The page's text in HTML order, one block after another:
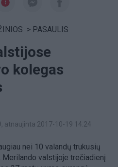
> PASAULIS
kolegas
, atnaujinta 2017-10-19 14:24
nei 10 valandų trukusių
valstijoje trečiadienį